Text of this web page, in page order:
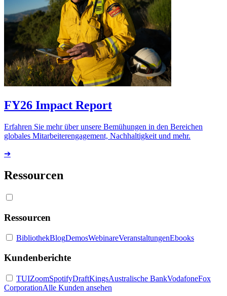
FY26 Impact Report
Erfahren Sie mehr über unsere Bemühungen in den Bereichen
globales Mitarbeiterengagement, Nachhaltigkeit und mehr.
➔
Ressourcen
Ressourcen
BibliothekBlogDemosWebinareVeranstaltungenEbooks
Kundenberichte
TUIZoomSpotifyDraftKingsAustralische BankVodafoneFox
CorporationAlle Kunden ansehen